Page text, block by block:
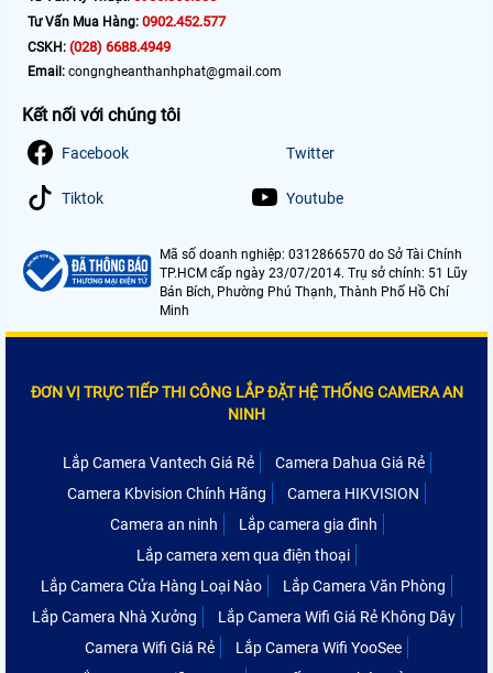
Tư Vấn Mua Hàng: 0902.452.577
CSKH: (028) 6688.4949
Email: congngheanthanhphat@gmail.com
Kết nối với chúng tôi
Facebook Twitter
Tiktok Youtube
Mã số doanh nghiệp: 0312866570 do Sở Tài Chính
TP.HCM cấp ngày 23/07/2014. Trụ sở chính: 51 Lũy
Bán Bích, Phường Phú Thạnh, Thành Phố Hồ Chí
Minh
ĐƠN VỊ TRỰC TIẾP THI CÔNG LẮP ĐẶT HỆ THỐNG CAMERA AN
NINH
Lắp Camera Vantech Giá Rẻ
Camera Dahua Giá Rẻ
Camera Kbvision Chính Hãng
Camera HIKVISION
Camera an ninh
Lắp camera gia đình
Lắp camera xem qua điện thoại
Lắp Camera Cửa Hàng Loại Nào
Lắp Camera Văn Phòng
Lắp Camera Nhà Xưởng
Lắp Camera Wifi Giá Rẻ Không Dây
Camera Wifi Giá Rẻ
Lắp Camera Wifi YooSee